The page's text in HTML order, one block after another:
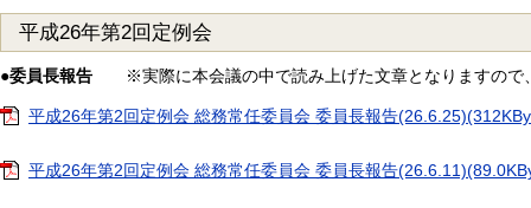
平成26年第2回定例会
●委員長報告 ※実際に本会議の中で読み上げた文章となりますの
平成26年第2回定例会 総務常任委員会 委員長報告
平成26年第2回定例会 総務常任委員会 委員長報告